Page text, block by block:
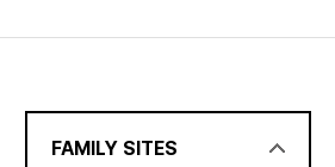
FAMILY SITES